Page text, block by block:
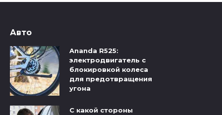
Авто
Ananda R525:
электродвигатель с
блокировкой колеса
для предотвращения
угона
С какой стороны